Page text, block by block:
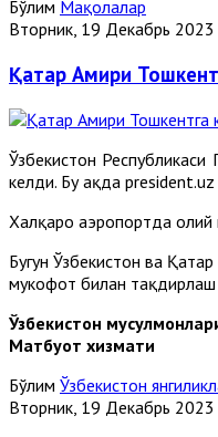
Бўлим Мақолалар
Вторник, 19 Декабрь
Қатар Амири
Ўзбекистон
келди. Бу ҳақда
Халқаро аэропортда олий
Бугун Ўзбекистон ва
мукофот билан
Ўзбекистон
Матбуот хизмати
Бўлим Ўзбекистон
Вторник, 19 Декабрь